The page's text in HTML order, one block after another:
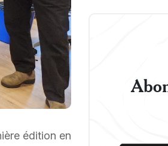
édition en